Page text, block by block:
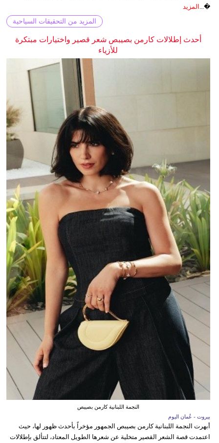
�... المزيد
المزيد من التحقيقات السياحية
أحدث إطلالات كارمن بصيبص شعر قصير واختيارات مبتكرة
للأزياء
النجمة اللبنانية كارمن بصيبص
بيروت - عُمان اليوم
أبهرت النجمة اللبنانية كارمن بصيبص الجمهور مؤخراً بأحدث ظهور لها، حيث
اعتمدت قصة الشعر القصير متخلية عن شعرها الطويل المعتاد، لتتألق بإطلالات